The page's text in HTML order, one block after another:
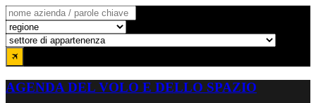
AGENDA DEL VOLO E DELLO SPAZIO